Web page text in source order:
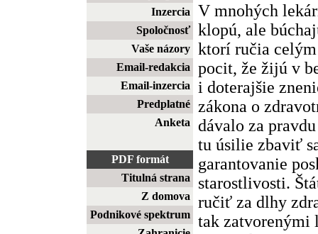
Inzercia
Spoločnosť
Vaše názory
Email-redakcia
Email-inzercia
Predplatné
Anketa
PDF formát
Titulná strana
Z domova
Podnikové spektrum
V mnohých
klopú, ale
ktorí ručia
pocit, že žijú v
i doterajšie
zákona o
dávalo za
tu úsilie zbaviť
garantovanie
starostlivosti.
ručiť za dlhy
tak zatvorenými